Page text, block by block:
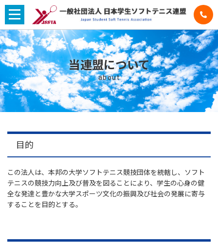
当連盟について
about
目的
この法人は、本邦の大学ソフトテニス競技団体を統轄し、ソフト
テニスの競技力向上及び普及を図ることにより、学生の心身の健
全な発達と豊かな大学スポーツ文化の振興及び社会の発展に寄与
することを目的とする。